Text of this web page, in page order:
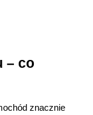
– co
znacznie